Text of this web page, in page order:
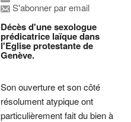
S'abonner par email
Décès d'une sexologue
prédicatrice laïque dans
l'Eglise protestante de
Genève.
Son ouverture et son côté
résolument atypique ont
particulièrement fait du bien à